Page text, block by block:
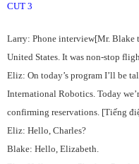
CUT 3
Larry: Phone interview[Mr.
United States. It was non-stop
Eliz: On today’s program I’ll be
International Robotics. Today
confirming reservations. [Tiếng
Eliz: Hello, Charles?
Blake: Hello, Elizabeth.